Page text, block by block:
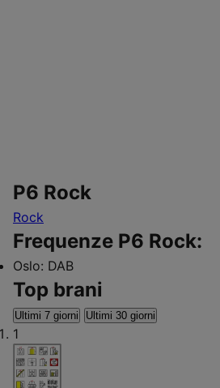
P6 Rock
Rock
Frequenze P6 Rock:
Oslo: DAB
Top brani
Ultimi 7 giorni Ultimi 30 giorni
1